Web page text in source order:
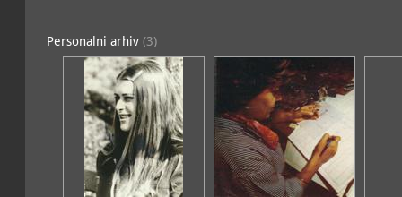
Personalni arhiv (3)